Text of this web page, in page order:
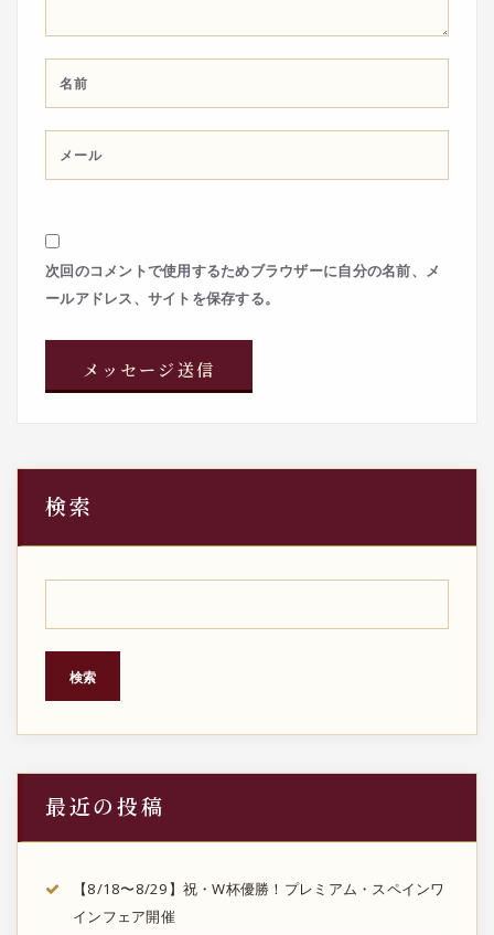
次回のコメントで使用するためブラウザーに自分の名前、メ
ールアドレス、サイトを保存する。
検索
検索
最近の投稿
【8/18〜8/29】祝・W杯優勝！プレミアム・スペインワ
インフェア開催